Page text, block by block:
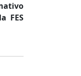
FES